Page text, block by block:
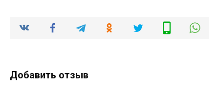
Добавить отзыв